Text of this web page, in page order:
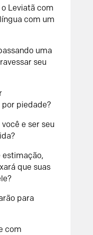
Leviatã com
com um
uma
seu
piedade?
e ser seu
estimação,
que suas
para
com